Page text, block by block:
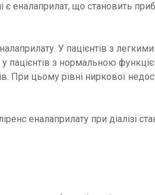
що становить
У пацієнтів з
пацієнтів з нормальною
При цьому рівні ниркової
еналаприлату при діалізі